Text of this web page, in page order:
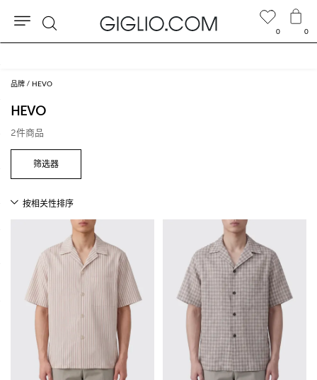
品牌 HEVO
HEVO
2件商品
0 0